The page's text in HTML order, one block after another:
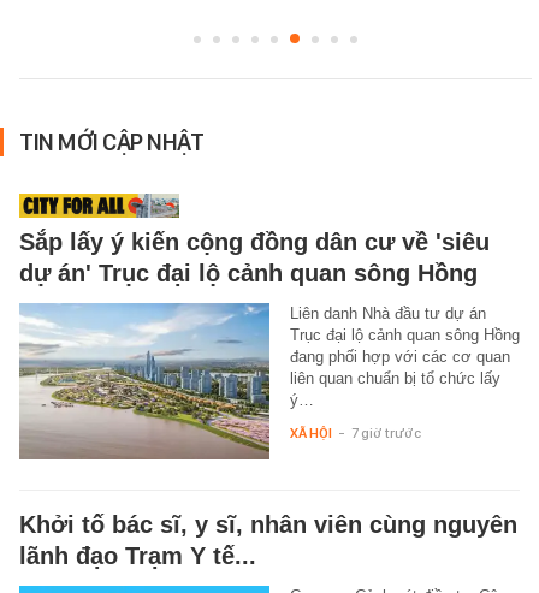
TIN MỚI CẬP NHẬT
Sắp lấy ý kiến cộng đồng dân cư về 'siêu
dự án' Trục đại lộ cảnh quan sông Hồng
Liên danh Nhà đầu tư dự án
Trục đại lộ cảnh quan sông Hồng
đang phối hợp với các cơ quan
liên quan chuẩn bị tổ chức lấy
ý…
XÃ HỘI - 7 giờ trước
Khởi tố bác sĩ, y sĩ, nhân viên cùng nguyên
lãnh đạo Trạm Y tế...